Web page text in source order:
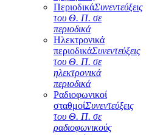
ΠεριοδικάΣυνεντεύξεις
του Θ. Π. σε
περιοδικά
Ηλεκτρονικά
περιοδικάΣυνεντεύξεις
του Θ. Π. σε
ηλεκτρονικά
περιοδικά
Ραδιοφωνικοί
σταθμοίΣυνεντεύξεις
του Θ. Π. σε
ραδιοφωνικούς